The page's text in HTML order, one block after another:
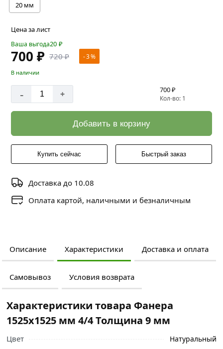
20 мм
Цена за лист
Ваша выгода20 ₽
700 ₽ 720 ₽ - 3 %
В наличии
- + 700 ₽
Кол-во: 1
Добавить в корзину
Купить сейчас Быстрый заказ
Доставка до 10.08
Оплата картой, наличными и безналичным
Описание Характеристики Доставка и оплата
Самовывоз Условия возврата
Характеристики товара Фанера
1525х1525 мм 4/4 Толщина 9 мм
Цвет Натуральный